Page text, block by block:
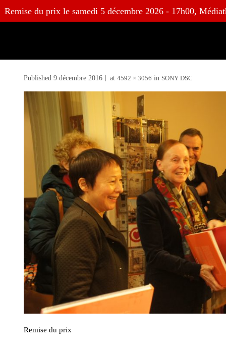
Remise du prix le samedi 5 décembre 2026 - 17h00,
Published 9 décembre 2016 at 4592 × 3056 in SONY DSC
Remise du prix